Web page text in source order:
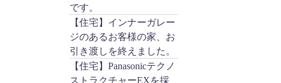
です。
【住宅】インナーガレー
ジのあるお客様の家、お
引き渡しを終えました。
【住宅】Panasonicテクノ
ストラクチャーEXを採